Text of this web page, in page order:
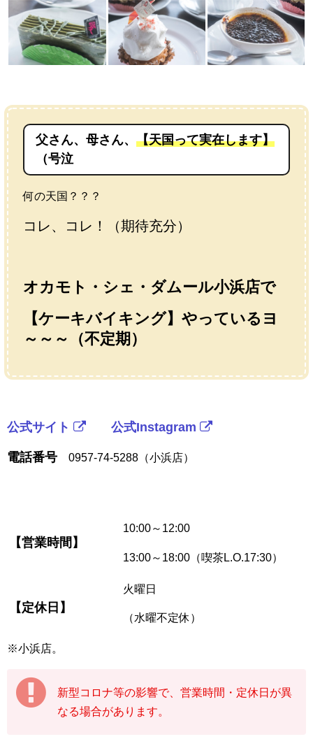
父さん、母さん、 【天国って実在します】
（号泣
何の天国？？？
コレ、コレ！（期待充分）
オカモト・シェ・ダムール小浜店で
【ケーキバイキング】やっているヨ
～～～（不定期）
公式サイト 公式Instagram
電話番号 0957-74-5288（小浜店）
【営業時間】
10:00～12:00
13:00～18:00（喫茶L.O.17:30）
【定休日】
火曜日
（水曜不定休）
※小浜店。
新型コロナ等の影響で、営業時間・定休日が異
なる場合があります。